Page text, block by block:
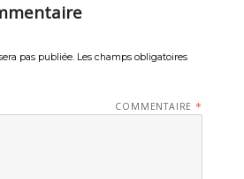
pas publiée. Les champs obligatoires
COMMENTAIRE *